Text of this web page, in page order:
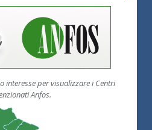
interesse per visualizzare i Centri
Anfos.